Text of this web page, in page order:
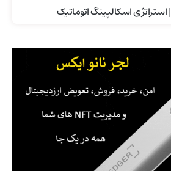
اسکالپینگ اتوماتیک